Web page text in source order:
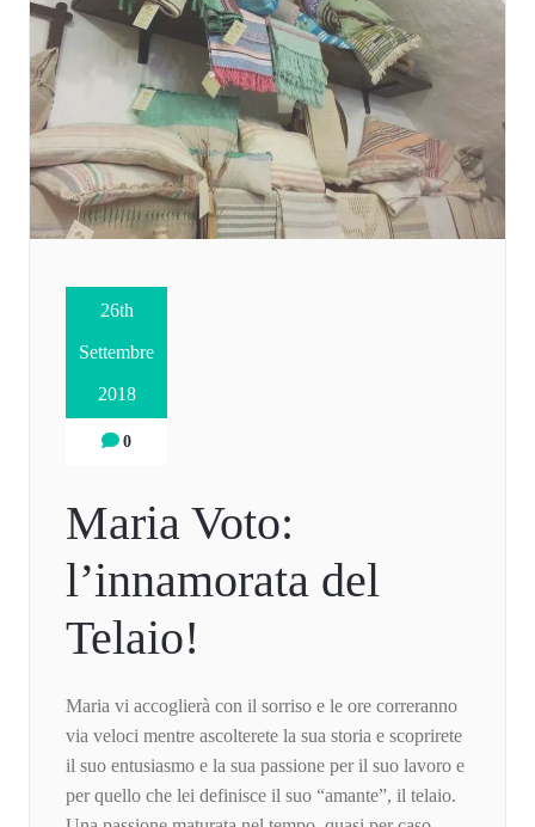
26th
Settembre
2018
0
Maria Voto:
l’innamorata del
Telaio!
Maria vi accoglierà con il sorriso e le ore correranno
via veloci mentre ascolterete la sua storia e scoprirete
il suo entusiasmo e la sua passione per il suo lavoro e
per quello che lei definisce il suo “amante”, il telaio.